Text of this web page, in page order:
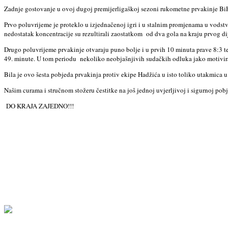
Zadnje gostovanje u ovoj dugoj premijerligaškoj sezoni rukometne prvakinje
Prvo poluvrijeme je proteklo u izjednačenoj igri i u stalnim promjenama u
nedostatak koncentracije su rezultirali zaostatkom od dva gola na kraju prvog
Drugo poluvrijeme prvakinje otvaraju puno bolje i u prvih 10 minuta prave 8:3
49. minute. U tom periodu nekoliko neobjašnjivih sudačkih odluka jako
Bila je ovo šesta pobjeda prvakinja protiv ekipe Hadžića u isto toliko utakmica
Našim curama i stručnom stožeru čestitke na još jednoj uvjerljivoj i sigurnoj
DO KRAJA ZAJEDNO!!!